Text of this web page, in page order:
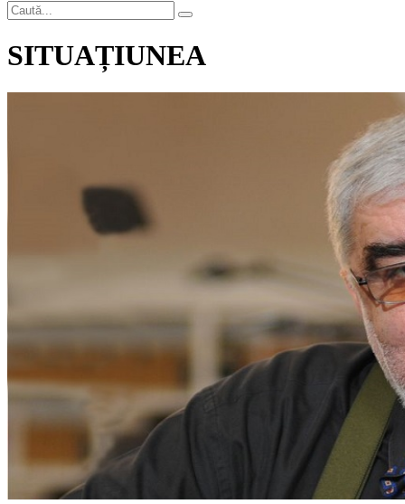
SITUAȚIUNEA